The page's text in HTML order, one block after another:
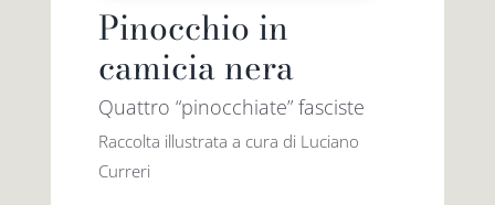
Pinocchio in
camicia nera
Quattro “pinocchiate” fasciste
Raccolta illustrata a cura di Luciano
Curreri